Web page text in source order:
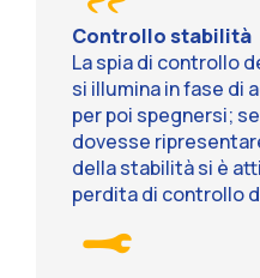
Controllo stabilità
La spia di controllo
si illumina in fase di
per poi spegnersi;
dovesse
della stabilità si è
perdita di controllo